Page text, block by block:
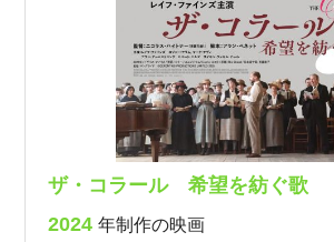
ザ・コラール 希望を紡ぐ歌
2024年制作の映画